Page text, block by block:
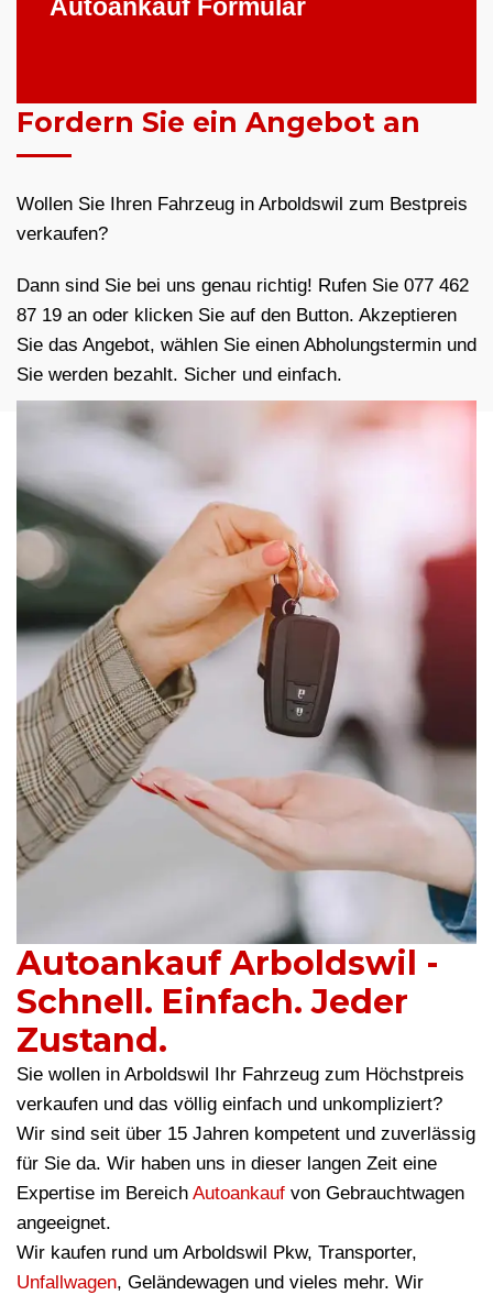
Autoankauf Formular
Fordern Sie ein Angebot an
Wollen Sie Ihren Fahrzeug in Arboldswil zum Bestpreis
verkaufen?
Dann sind Sie bei uns genau richtig! Rufen Sie 077 462
87 19 an oder klicken Sie auf den Button. Akzeptieren
Sie das Angebot, wählen Sie einen Abholungstermin und
Sie werden bezahlt. Sicher und einfach.
Autoankauf Arboldswil -
Schnell. Einfach. Jeder
Zustand.
Sie wollen in Arboldswil Ihr Fahrzeug zum Höchstpreis
verkaufen und das völlig einfach und unkompliziert?
Wir sind seit über 15 Jahren kompetent und zuverlässig
für Sie da. Wir haben uns in dieser langen Zeit eine
Expertise im Bereich Autoankauf von Gebrauchtwagen
angeeignet.
Wir kaufen rund um Arboldswil Pkw, Transporter,
Unfallwagen, Geländewagen und vieles mehr. Wir